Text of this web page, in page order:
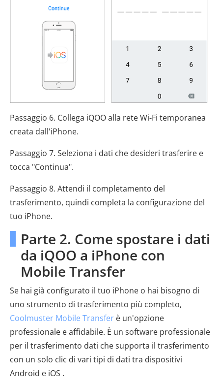
Passaggio 6. Collega iQOO alla rete Wi-Fi temporanea
creata dall'iPhone.
Passaggio 7. Seleziona i dati che desideri trasferire e
tocca "Continua".
Passaggio 8. Attendi il completamento del
trasferimento, quindi completa la configurazione del
tuo iPhone.
Parte 2. Come spostare i dati
da iQOO a iPhone con
Mobile Transfer
Se hai già configurato il tuo iPhone o hai bisogno di
uno strumento di trasferimento più completo,
Coolmuster Mobile Transfer è un'opzione
professionale e affidabile. È un software professionale
per il trasferimento dati che supporta il trasferimento
con un solo clic di vari tipi di dati tra dispositivi
Android e iOS .